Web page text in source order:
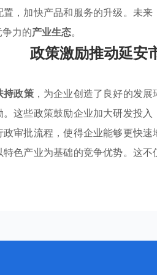
，加快产品和服务的升级。未
力的产业生态。
政策激励推动延安
持政策，为企业创造了良好的发
这些政策鼓励企业加大研发投
审批流程，使得企业能够更快
色产业为基础的竞争优势。这